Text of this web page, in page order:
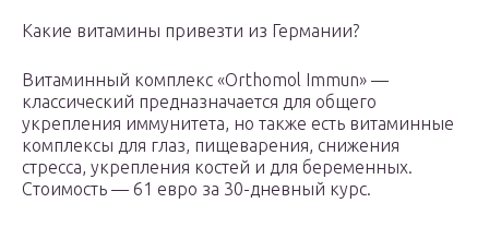
Какие витамины привезти из Германии?
Витаминный комплекс «Orthomol Immun» —
классический предназначается для общего
укрепления иммунитета, но также есть витаминные
комплексы для глаз, пищеварения, снижения
стресса, укрепления костей и для беременных.
Стоимость — 61 евро за 30-дневный курс.